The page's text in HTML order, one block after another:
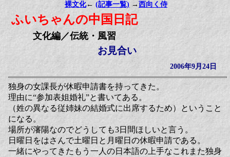
裸文化← (記事一覧) → 西向く侍
ふいちゃんの中国日記
文化編／伝統・風習
お見合い
2006年9月24日
独身の女課長が休暇申請書を持ってきた。
理由に“参加表姐婚礼”と書いてある。
（姓の異なる従姉妹の結婚式に出席するため）ということ
になる。
場所が瀋陽なのでどうしても3日間ほしいと言う。
日曜日をはさんで土曜日と月曜日の休暇申請である。
一緒にやってきたもう一人の日本語の上手なこれまた独身